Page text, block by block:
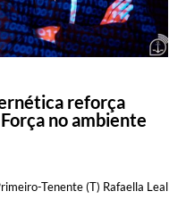
reforça
no ambiente
Tenente (T) Rafaella Leal